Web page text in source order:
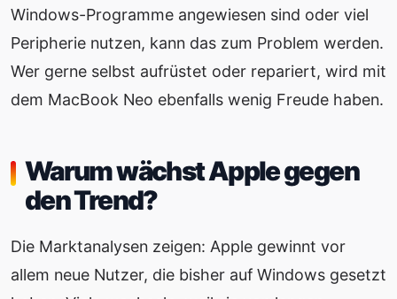
Windows-Programme angewiesen sind oder viel
Peripherie nutzen, kann das zum Problem werden.
Wer gerne selbst aufrüstet oder repariert, wird mit
dem MacBook Neo ebenfalls wenig Freude haben.
Warum wächst Apple gegen
den Trend?
Die Marktanalysen zeigen: Apple gewinnt vor
allem neue Nutzer, die bisher auf Windows gesetzt